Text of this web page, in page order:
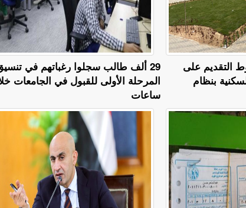
29 ألف طالب سجلوا رغباتهم في
المرحلة الأولى للقبول في الجامعات
ساعات
التقديم على
بنظام